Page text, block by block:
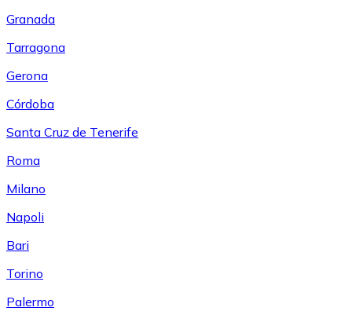
Granada
Tarragona
Gerona
Córdoba
Santa Cruz de Tenerife
Roma
Milano
Napoli
Bari
Torino
Palermo